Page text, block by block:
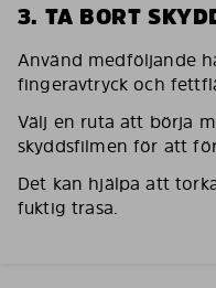
3. TA BORT
Använd medföljande
fingeravtryck och
Välj en ruta att börja
skyddsfilmen för att
Det kan hjälpa att
fuktig trasa.